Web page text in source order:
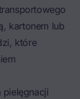
kartonem lub
które
pielęgnacji